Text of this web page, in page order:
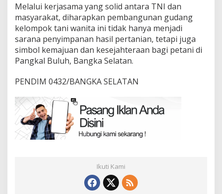
Melalui kerjasama yang solid antara TNI dan
masyarakat, diharapkan pembangunan gudang
kelompok tani wanita ini tidak hanya menjadi
sarana penyimpanan hasil pertanian, tetapi juga
simbol kemajuan dan kesejahteraan bagi petani di
Pangkal Buluh, Bangka Selatan.
PENDIM 0432/BANGKA SELATAN
Ikuti Kami